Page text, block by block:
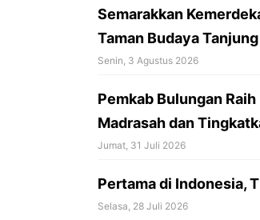
Semarakkan
Taman Budaya
Senin, 3 Agustus 2026
Pemkab Bulungan
Madrasah dan
Jumat, 31 Juli 2026
Pertama di Indonesia,
Selasa, 28 Juli 2026